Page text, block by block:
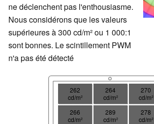
ne déclenchent pas l'enthousiasme.
Nous considérons que les valeurs
supérieures à 300 cd/m² ou 1 000:1
sont bonnes. Le scintillement PWM
n'a pas été détecté
262
cd/m²
264
cd/m²
270
cd/m²
266
cd/m²
289
cd/m²
278
cd/m²